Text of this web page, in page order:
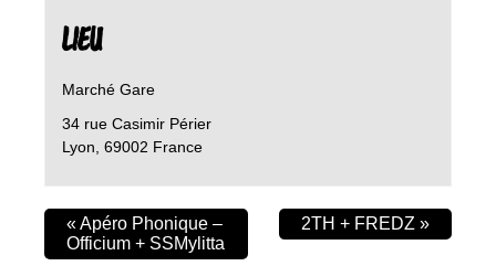
LIEU
Marché Gare
34 rue Casimir Périer
Lyon 69002 France
«Apéro Phonique –
Officium + SSMylitta
2TH + FREDZ »